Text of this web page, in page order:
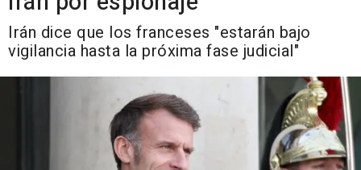
Irán dice que los franceses "estarán bajo
vigilancia hasta la próxima fase judicial"